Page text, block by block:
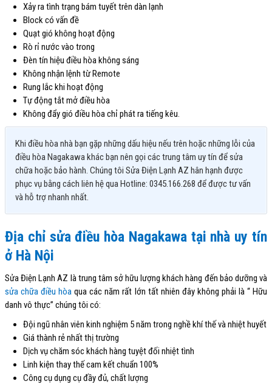
Xảy ra tình trạng bám tuyết trên dàn lạnh
Block có vấn đề
Quạt gió không hoạt động
Rò rỉ nước vào trong
Đèn tín hiệu điều hòa không sáng
Không nhận lệnh từ Remote
Rung lắc khi hoạt động
Tự động tắt mở điều hòa
Không đẩy gió điều hòa chỉ phát ra tiếng kêu.
Khi điều hòa nhà bạn gặp những dấu hiệu nếu trên hoặc những lỗi của
điều hòa Nagakawa khác bạn nên gọi các trung tâm uy tín để sửa
chữa hoặc bảo hành. Chúng tôi Sửa Điện Lạnh AZ hân hạnh được
phục vụ bằng cách liên hệ qua Hotline: 0345.166.268 để được tư vấn
và hỗ trợ nhanh nhất.
Địa chỉ sửa điều hòa Nagakawa tại nhà uy tín
ở Hà Nội
Sửa Điện Lạnh AZ là trung tâm sở hữu lượng khách hàng đến bảo dưỡng và
sửa chữa điều hòa qua các năm rất lớn tất nhiên đây không phải là “ Hữu
danh vô thực” chúng tôi có:
Đội ngũ nhân viên kinh nghiệm 5 năm trong nghề khí thế và nhiệt huyết
Giá thành rẻ nhất thị trường
Dịch vụ chăm sóc khách hàng tuyệt đối nhiệt tình
Linh kiện thay thế cam kết chuẩn 100%
Công cụ dụng cụ đầy đủ, chất lượng